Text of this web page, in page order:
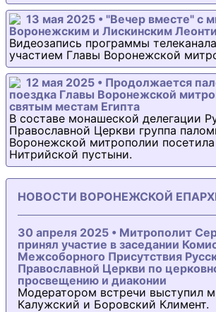
13 мая 2025 • "Вечер вместе" с
Воронежским и Лискинским
Видеозапись программы
участием Главы Воронежской
12 мая 2025 • Продолжается
поездка Главы Воронежской
святым местам Египта
В составе монашеской делегации
Православной Церкви группа
Воронежской митрополии посетила
Нитрийской пустыни.
НОВОСТИ ВОРОНЕЖСКОЙ
30 апреля 2025 • Митрополит
принял участие в заседании
Межсоборного Присутствия
Православной Церкви по
просвещению и диаконии
Модератором встречи выступил
Калужский и Боровский Климент.